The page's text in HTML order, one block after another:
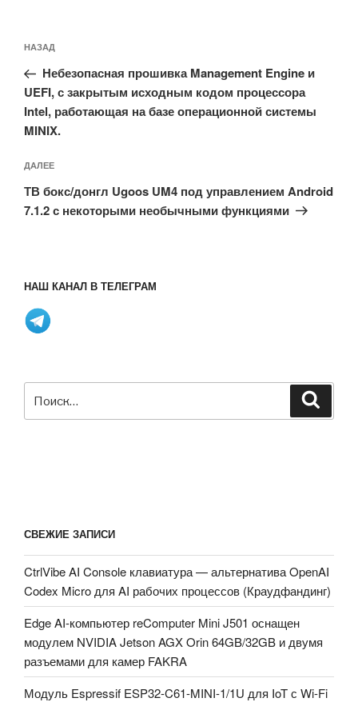
по
записям
Предыдущая
запись:
НАЗАД
Небезопасная прошивка Management Engine и
UEFI, с закрытым исходным кодом процессора
Intel, работающая на базе операционной системы
MINIX.
Следующая
запись
ДАЛЕЕ
ТВ бокс/донгл Ugoos UM4 под управлением Android
7.1.2 с некоторыми необычными функциями
НАШ КАНАЛ В ТЕЛЕГРАМ
СВЕЖИЕ ЗАПИСИ
CtrlVibe AI Console клавиатура — альтернатива OpenAI
Codex Micro для AI рабочих процессов (Краудфандинг)
Edge AI-компьютер reComputer Mini J501 оснащен
модулем NVIDIA Jetson AGX Orin 64GB/32GB и двумя
разъемами для камер FAKRA
Модуль Espressif ESP32-C61-MINI-1/1U для IoT с Wi-Fi